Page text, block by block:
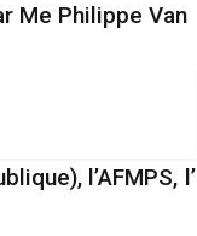
Me Philippe Van
l’AFMPS, l’